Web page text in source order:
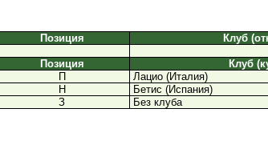
Позиция Клуб
Позиция
Клуб
П
Лацио (Италия)
Н
Бетис (Испания)
З Без клуба